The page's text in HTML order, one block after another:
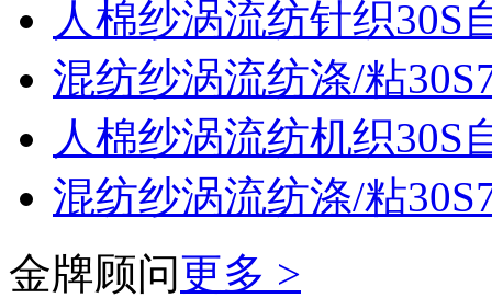
人棉纱涡流纺针织30S
混纺纱涡流纺涤/粘
人棉纱涡流纺机织30S
混纺纱涡流纺涤/粘
金牌顾问更多 >